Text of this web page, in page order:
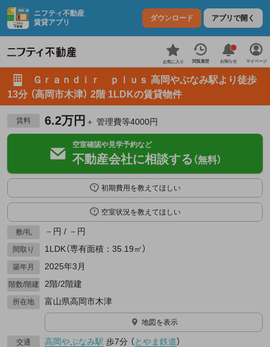
ニフティ不動産
賃貸アプリ
ダウンロード アプリで開く
お気に入り 閲覧履歴 お知らせ マイページ
Ｇｒａｎｄｉｒ ｐｌｕｓ 高岡やぶなみ駅より徒歩
13分 （高岡市木津） 2階 1LDKの賃貸物件
賃料 6.2万円 ＋ 管理費等4000円
空室確認や見学予約など
不動産会社に相談する （無料）
初期費用を教えてほしい
空室状況を教えてほしい
敷/礼 －円 / －円
間取り 1LDK（専有面積：35.19㎡）
築年月 2025年3月
階数/階建 2階/2階建
所在地 富山県高岡市木津
地図を表示
交通 高岡やぶなみ駅 歩7分 （とやま鉄道）